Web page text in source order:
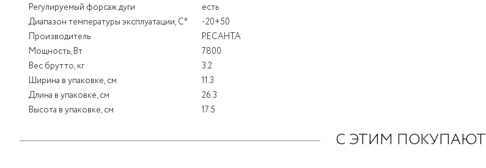
Регулируемый форсаж дуги
есть
Диапазон температуры эксплуатации, С°
-20+50
Производитель
РЕСАНТА
Мощность, Вт
7800
Вес брутто, кг
3.2
Ширина в упаковке, см
11.3
Длина в упаковке, см
26.3
Высота в упаковке, см
17.5
С ЭТИМ ПОКУПАЮТ